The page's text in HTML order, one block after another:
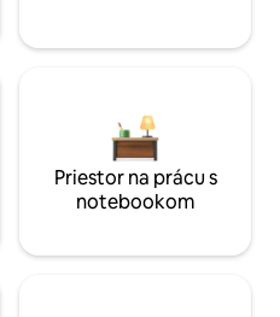
Priestor na prácu s
notebookom